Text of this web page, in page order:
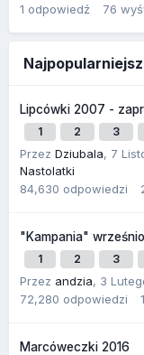
1 odpowiedź 76
Lipcówki 2007 -
1 2 3
Przez Dziubala, 7
Nastolatki
84,630 odpowiedzi
"Kampania"
1 2 3
Przez andzia, 3
72,280 odpowiedzi
Marcóweczki 2016